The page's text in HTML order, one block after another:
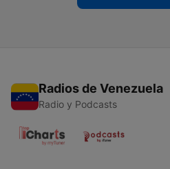
Radios de Venezuela
Radio y Podcasts